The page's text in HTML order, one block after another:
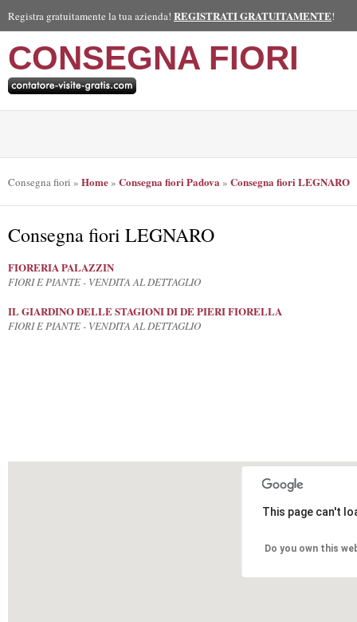
Registra gratuitamente la tua azienda! REGISTRATI GRATUITAMENTE!
CONSEGNA FIORI
Consegna fiori » Home» Consegna fiori Padova » Consegna fiori LEGNARO
Consegna fiori LEGNARO
FIORERIA PALAZZIN
FIORI E PIANTE - VENDITA AL DETTAGLIO
IL GIARDINO DELLE STAGIONI DI DE PIERI FIORELLA
FIORI E PIANTE - VENDITA AL DETTAGLIO
This page can't
Do you own this